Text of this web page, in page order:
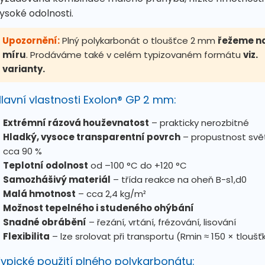
odolnosti.
Upozornění:Plný polykarbonát o tloušťce 2 mm řežeme
míru. Prodáváme také v celém typizovaném formátu viz.
varianty.
vlastnosti Exolon® GP 2 mm:
Extrémní rázová houževnatost – prakticky nerozbitné
Hladký, vysoce transparentní povrch – propustnost
cca 90 %
Teplotní odolnost od –100 °C do +120 °C
Samozhášivý materiál – třída reakce na oheň B-s1,d0
Malá hmotnost – cca 2,4 kg/m²
Možnost tepelného i studeného ohýbání
Snadné obrábění – řezání, vrtání, frézování, lisování
Flexibilita – lze srolovat při transportu (Rmin ≈ 150 ×
použití plného polykarbonátu: